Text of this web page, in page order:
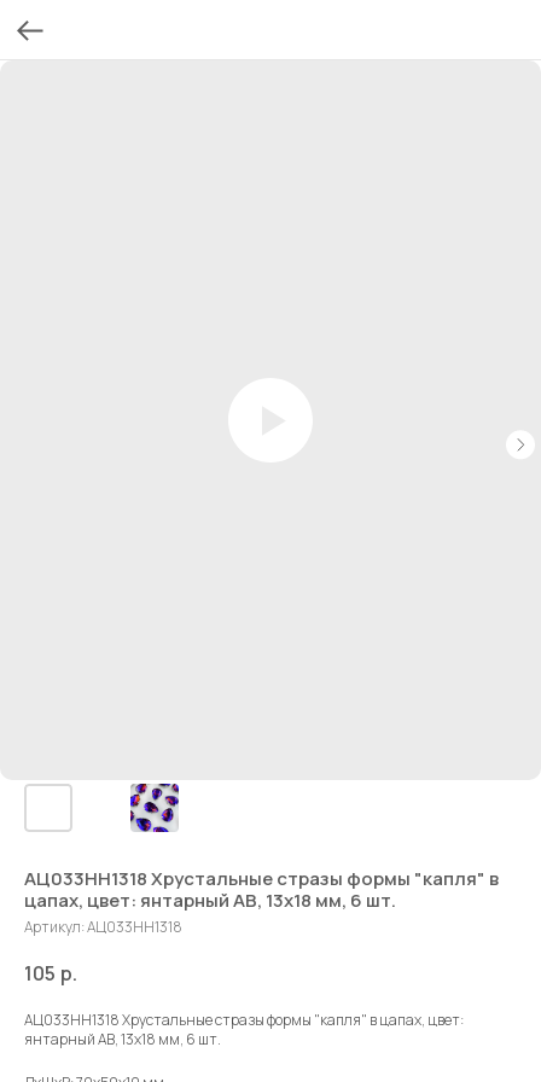
АЦ033НН1318 Хрустальные стразы формы "капля" в
цапах, цвет: янтарный AB, 13х18 мм, 6 шт.
Артикул:АЦ033НН1318
105 р.
АЦ033НН1318 Хрустальные стразы формы "капля" в цапах, цвет:
янтарный AB, 13х18 мм, 6 шт.